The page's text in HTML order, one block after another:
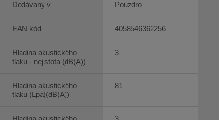
Dodávaný v
EAN kód
Hladina akustického
tlaku - nejistota (dB(A))
Hladina akustického
tlaku (Lpa)(dB(A))
Hladina akustického
Pouzdro
4058546362256
3
81
3